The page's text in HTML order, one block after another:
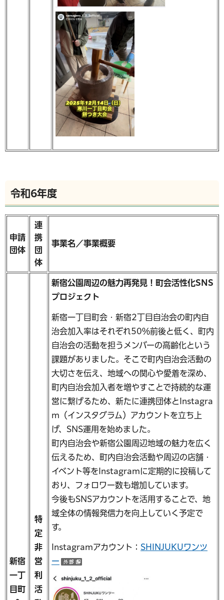
令和6年度
申請
団体
連
携
団
体
事業名／事業概要
新宿
一丁
目町
特
定
非
営
利
活
新宿公園周辺の魅力再発見！町会活性化SNS
プロジェクト
新宿一丁目町会・新宿2丁目自治会の町内自
治会加入率はそれぞれ50％前後と低く、町内
自治会の活動を担うメンバーの高齢化という
課題がありました。そこで町内自治会活動の
大切さを伝え、地域への関心や愛着を深め、
町内自治会加入者を増やすことで持続的な運
営に繋げるため、新たに連携団体とInstagra
m（インスタグラム）アカウントを立ち上
げ、SNS運用を始めました。
町内自治会や新宿公園周辺地域の魅力を広く
伝えるため、町内自治会活動や周辺の店舗・
イベント等をInstagramに定期的に投稿して
おり、フォロワー数も増加しています。
今後もSNSアカウントを活用することで、地
域全体の情報発信力を向上していく予定で
す。
Instagramアカウント： SHINJUKUワンツ
ー